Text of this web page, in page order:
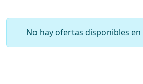
No hay ofertas disponibles